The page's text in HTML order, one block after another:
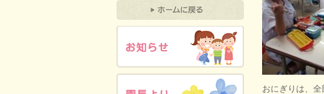
おにぎりは、全